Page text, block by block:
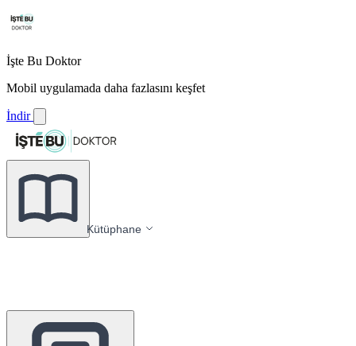
İşte Bu Doktor
Mobil uygulamada daha fazlasını keşfet
İndir
Kütüphane